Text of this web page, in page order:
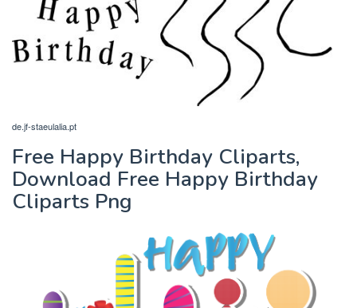
de.jf-staeulalia.pt
Free Happy Birthday Cliparts,
Download Free Happy Birthday
Cliparts Png